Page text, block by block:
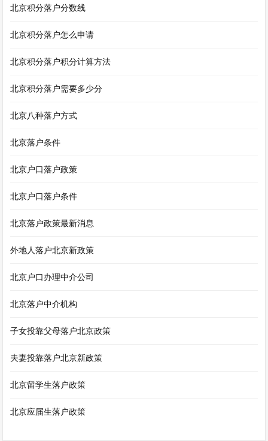
北京积分落户分数线
北京积分落户怎么申请
北京积分落户积分计算方法
北京积分落户需要多少分
北京八种落户方式
北京落户条件
北京户口落户政策
北京户口落户条件
北京落户政策最新消息
外地人落户北京新政策
北京户口办理中介公司
北京落户中介机构
子女投靠父母落户北京政策
夫妻投靠落户北京新政策
北京留学生落户政策
北京应届生落户政策